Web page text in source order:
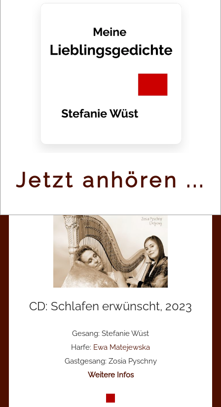
Hörbuch:Erotik und andere
Weitere Infos
CD: Schlafen erwünscht, 2023
Gesang: Stefanie Wüst
Harfe: Ewa Matejewska
Gastgesang: Zosia Pyschny
Weitere Infos
Jetzt anhören ...